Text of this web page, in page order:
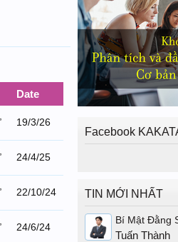
Date
19/3/26
24/4/25
22/10/24
24/6/24
Facebook
TIN MỚI NHẤT
Bí Mật Đằng
Tuấn Thành